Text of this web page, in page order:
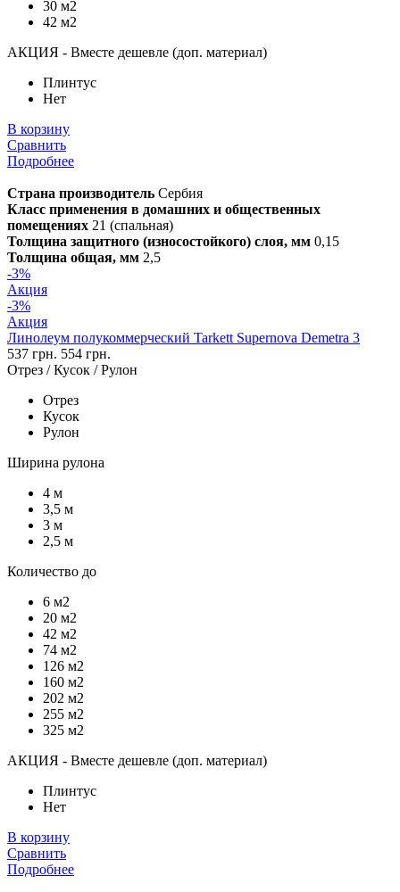
30 м2
42 м2
АКЦИЯ - Вместе дешевле (доп. материал)
Плинтус
Нет
В корзину
Сравнить
Подробнее
Страна производитель Сербия
Класс применения в домашних и общественных
помещениях 21 (спальная)
Толщина защитного (износостойкого) слоя, мм 0,15
Толщина общая, мм 2,5
-3%
Акция
-3%
Акция
Линолеум полукоммерческий Tarkett Supernova Demetra 3
537 грн. 554 грн.
Отрез / Кусок / Рулон
Отрез
Кусок
Рулон
Ширина рулона
4 м
3,5 м
3 м
2,5 м
Количество до
6 м2
20 м2
42 м2
74 м2
126 м2
160 м2
202 м2
255 м2
325 м2
АКЦИЯ - Вместе дешевле (доп. материал)
Плинтус
Нет
В корзину
Сравнить
Подробнее